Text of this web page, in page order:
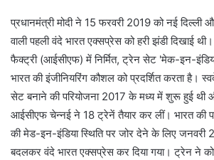
प्रधानमंत्री मोदी ने 15 फरवरी 2019 को नई दिल्ली
वाली पहली वंदे भारत एक्सप्रेस को हरी झंडी दिखाई
फैक्ट्री (आईसीएफ) में निर्मित, ट्रेन सेट 'मेक-इन-
भारत की इंजीनियरिंग कौशल को प्रदर्शित करता है।
सेट बनाने की परियोजना 2017 के मध्य में शुरू हुई थी
आईसीएफ चेन्नई ने 18 ट्रेनें तैयार कर लीं। भारत की
की मेड-इन-इंडिया स्थिति पर जोर देने के लिए जनवरी
बदलकर वंदे भारत एक्सप्रेस कर दिया गया। ट्रेन ने